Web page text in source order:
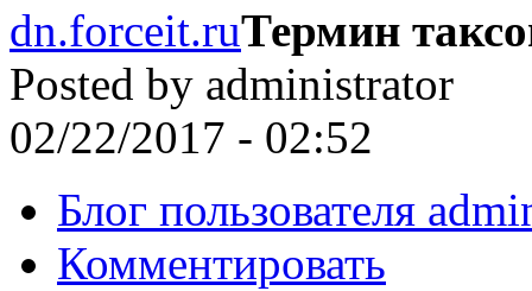
dn.forceit.ruТермин
Posted by administrator
02/22/2017 - 02:52
Блог пользователя
Комментировать